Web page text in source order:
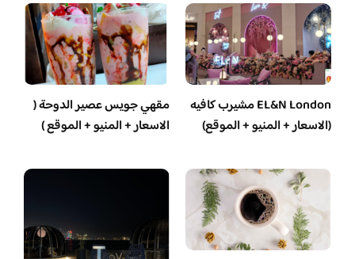
EL&N London مشيرب كافيه
(الاسعار + المنيو + الموقع)
مقهي جويس عصير الدوحة (
الاسعار + المنيو + الموقع )